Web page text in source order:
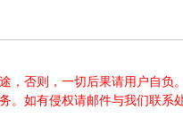
，否则，一切后果请用户自负
。如有侵权请邮件与我们联系处